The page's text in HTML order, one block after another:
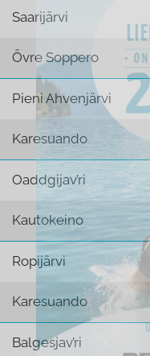
Saarijärvi
Övre Soppero
Pieni Ahvenjärvi
Karesuando
Oaddgijav’ri
Kautokeino
Ropijärvi
Karesuando
Balgesjav’ri